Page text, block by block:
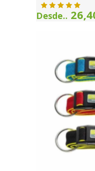
Desde..